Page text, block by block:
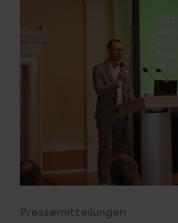
Pressemitteilungen